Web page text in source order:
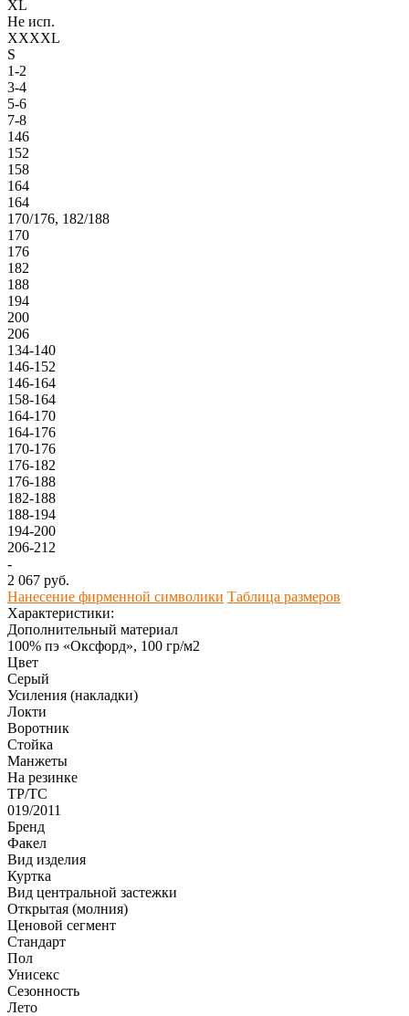
XL
Не исп.
XXXXL
S
1-2
3-4
5-6
7-8
146
152
158
164
164
170/176, 182/188
170
176
182
188
194
200
206
134-140
146-152
146-164
158-164
164-170
164-176
170-176
176-182
176-188
182-188
188-194
194-200
206-212
-
2 067 руб.
Нанесение фирменной символики Таблица размеров
Характеристики:
Дополнительный материал
100% пэ «Оксфорд», 100 гр/м2
Цвет
Серый
Усиления (накладки)
Локти
Воротник
Стойка
Манжеты
На резинке
ТР/ТС
019/2011
Бренд
Факел
Вид изделия
Куртка
Вид центральной застежки
Открытая (молния)
Ценовой сегмент
Стандарт
Пол
Унисекс
Сезонность
Лето